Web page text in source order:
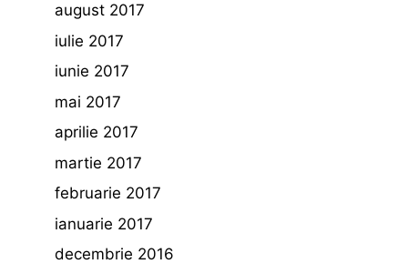
august 2017
iulie 2017
iunie 2017
mai 2017
aprilie 2017
martie 2017
februarie 2017
ianuarie 2017
decembrie 2016